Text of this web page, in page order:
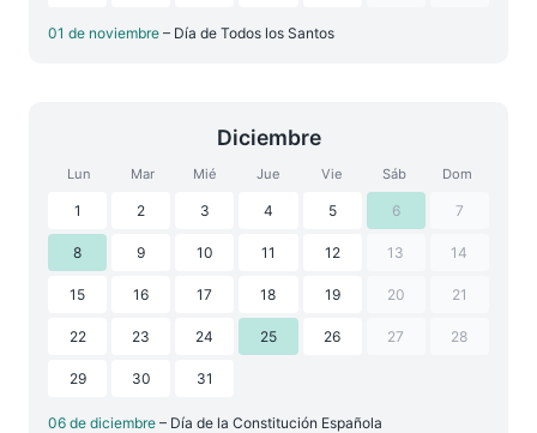
01 de noviembre – Día de Todos los Santos
Diciembre
Lun Mar Mié Jue Vie Sáb Dom
1 2 3 4 5 6 7
8 9 10 11 12 13 14
15 16 17 18 19 20 21
22 23 24 25 26 27 28
29 30 31
06 de diciembre – Día de la Constitución Española